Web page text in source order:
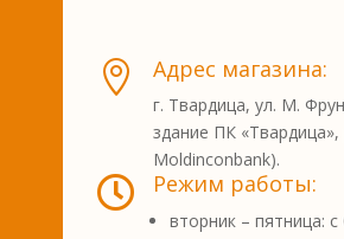
 Адрес магазина:
г. Твардица, ул. М.
здание ПК
Moldinconbank).
 Режим работы:
вторник – пятница: с